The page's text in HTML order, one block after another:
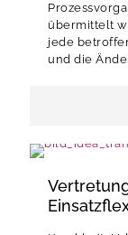
übermittelt
jede
und die